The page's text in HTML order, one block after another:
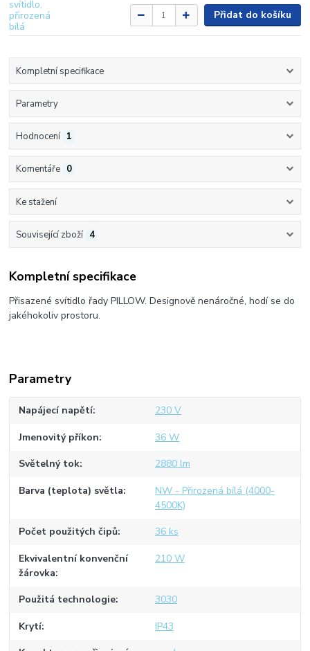
Přidat do košíku
Kompletní specifikace
Parametry
Hodnocení 1
Komentáře 0
Ke stažení
Související zboží 4
Kompletní specifikace
Přisazené svítidlo řady PILLOW. Designově nenáročné, hodí se do
jakéhokoliv prostoru.
Parametry
Napájecí napětí 230 V
Jmenovitý příkon 36 W
Světelný tok 2880 lm
Barva (teplota) světla
NW - Přirozená bílá (4000-
4500K)
Počet použitých čipů 36 ks
Ekvivalentní konvenční
žárovka
210 W
Použitá technologie 3030
Krytí IP43